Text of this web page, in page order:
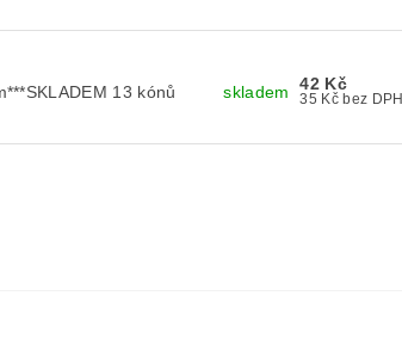
13 kónů skladem 42 Kč
35 Kč bez DPH